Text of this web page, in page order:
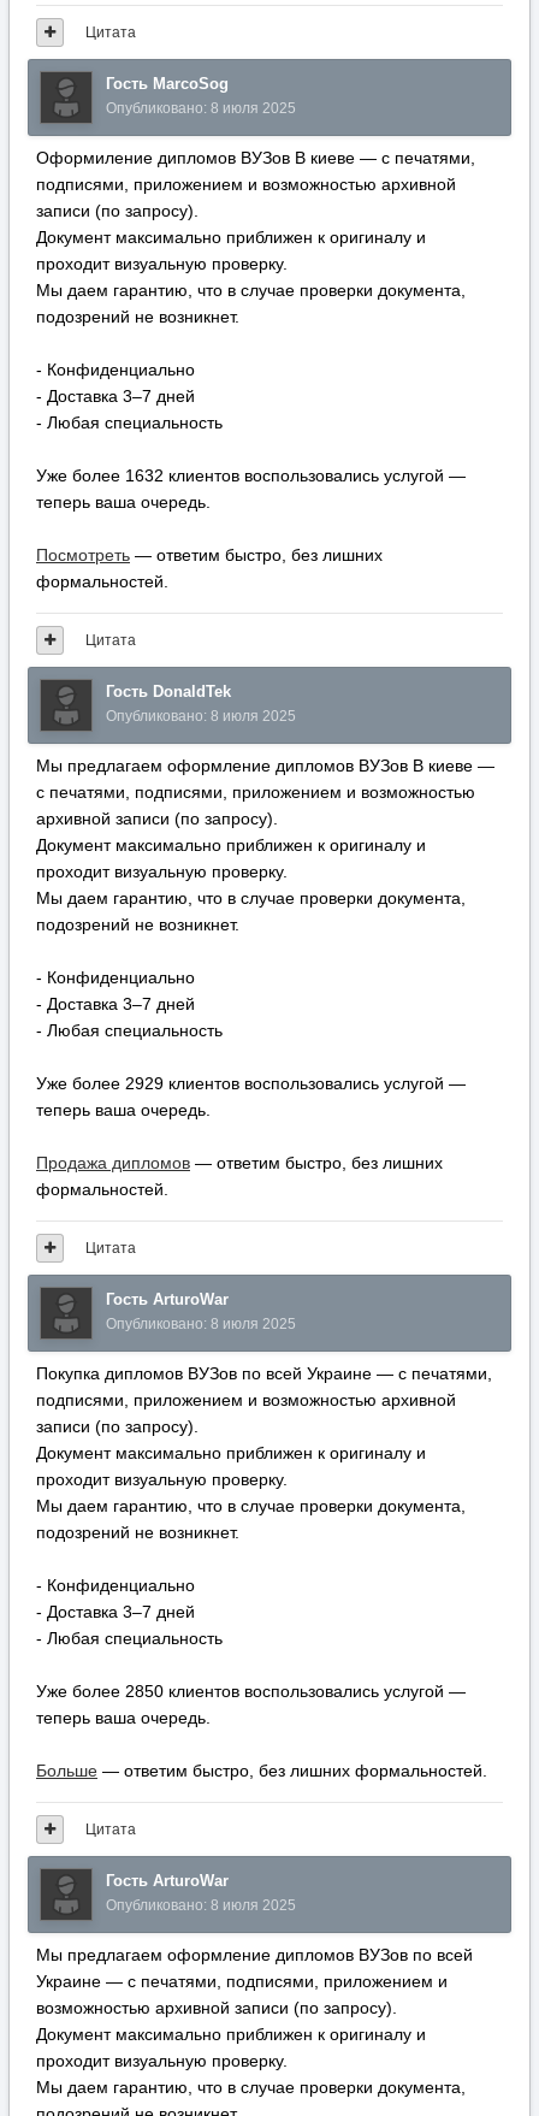
Цитата
Гость MarcoSog
Опубликовано: 8 июля 2025
Оформиление дипломов ВУЗов В киеве — с печатями,
подписями, приложением и возможностью архивной
записи (по запросу).
Документ максимально приближен к оригиналу и
проходит визуальную проверку.
Мы даем гарантию, что в случае проверки документа,
подозрений не возникнет.
- Конфиденциально
- Доставка 3–7 дней
- Любая специальность
Уже более 1632 клиентов воспользовались услугой —
теперь ваша очередь.
Посмотреть — ответим быстро, без лишних
формальностей.
Цитата
Гость DonaldTek
Опубликовано: 8 июля 2025
Мы предлагаем оформление дипломов ВУЗов В киеве —
с печатями, подписями, приложением и возможностью
архивной записи (по запросу).
Документ максимально приближен к оригиналу и
проходит визуальную проверку.
Мы даем гарантию, что в случае проверки документа,
подозрений не возникнет.
- Конфиденциально
- Доставка 3–7 дней
- Любая специальность
Уже более 2929 клиентов воспользовались услугой —
теперь ваша очередь.
Продажа дипломов — ответим быстро, без лишних
формальностей.
Цитата
Гость ArturoWar
Опубликовано: 8 июля 2025
Покупка дипломов ВУЗов по всей Украине — с печатями,
подписями, приложением и возможностью архивной
записи (по запросу).
Документ максимально приближен к оригиналу и
проходит визуальную проверку.
Мы даем гарантию, что в случае проверки документа,
подозрений не возникнет.
- Конфиденциально
- Доставка 3–7 дней
- Любая специальность
Уже более 2850 клиентов воспользовались услугой —
теперь ваша очередь.
Больше — ответим быстро, без лишних формальностей.
Цитата
Гость ArturoWar
Опубликовано: 8 июля 2025
Мы предлагаем оформление дипломов ВУЗов по всей
Украине — с печатями, подписями, приложением и
возможностью архивной записи (по запросу).
Документ максимально приближен к оригиналу и
проходит визуальную проверку.
Мы даем гарантию, что в случае проверки документа,